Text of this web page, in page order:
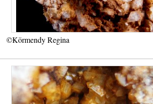
©Körmendy Regina